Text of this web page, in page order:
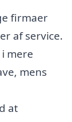
firmaer
af service.
mere
mens
at